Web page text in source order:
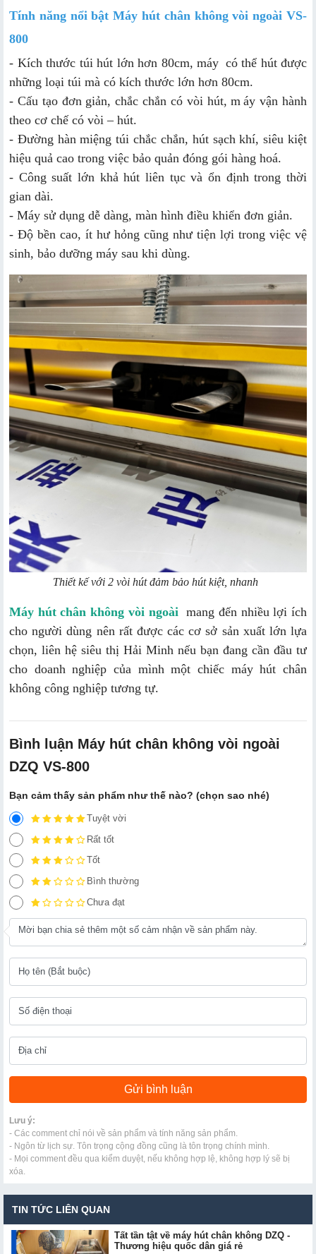
Tính năng nổi bật Máy hút chân không vòi ngoài VS-
800
- Kích thước túi hút lớn hơn 80cm, máy có thể hút được
những loại túi mà có kích thước lớn hơn 80cm.
- Cấu tạo đơn giản, chắc chắn có vòi hút, m áy vận hành
theo cơ chế có vòi – hút.
- Đường hàn miệng túi chắc chắn, hút sạch khí, siêu kiệt
hiệu quả cao trong việc bảo quản đóng gói hàng hoá.
- Công suất lớn khả hút liên tục và ổn định trong thời
gian dài.
- Máy sử dụng dễ dàng, màn hình điều khiển đơn giản.
- Độ bền cao, ít hư hỏng cũng như tiện lợi trong việc vệ
sinh, bảo dưỡng máy sau khi dùng.
Thiết kế với 2 vòi hút đảm bảo hút kiệt, nhanh
Máy hút chân không vòi ngoàimang đến nhiều lợi ích
cho người dùng nên rất được các cơ sở sản xuất lớn lựa
chọn, liên hệ siêu thị Hải Minh nếu bạn đang cần đầu tư
cho doanh nghiệp của mình một chiếc máy hút chân
không công nghiệp tương tự.
Bình luận Máy hút chân không vòi ngoài
DZQ VS-800
Bạn cảm thấy sản phẩm như thế nào? (chọn sao nhé)
Tuyệt vời
Rất tốt
Tốt
Bình thường
Chưa đạt
Lưu ý:
- Các comment chỉ nói về sản phẩm và tính năng sản phẩm.
- Ngôn từ lịch sự. Tôn trọng cộng đồng cũng là tôn trọng chính mình.
- Mọi comment đều qua kiểm duyệt, nếu không hợp lệ, không hợp lý sẽ bị
xóa.
TIN TỨC LIÊN QUAN
Tất tần tật về máy hút chân không DZQ -
Thương hiệu quốc dân giá rẻ